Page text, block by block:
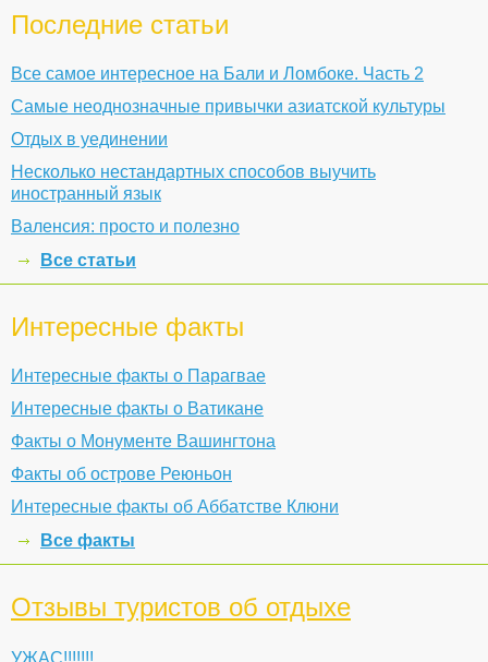
Последние статьи
Все самое интересное на Бали и Ломбоке. Часть 2
Самые неоднозначные привычки азиатской культуры
Отдых в уединении
Несколько нестандартных способов выучить
иностранный язык
Валенсия: просто и полезно
Все статьи
Интересные факты
Интересные факты о Парагвае
Интересные факты о Ватикане
Факты о Монументе Вашингтона
Факты об острове Реюньон
Интересные факты об Аббатстве Клюни
Все факты
Отзывы туристов об отдыхе
УЖАС!!!!!!!